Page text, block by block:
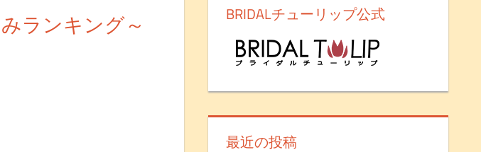
ランキング～ BRIDALチューリップ公式
最近の投稿